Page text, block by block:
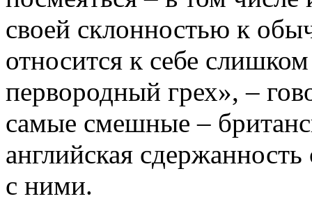
своей склонностью к
относится к себе
первородный грех», –
самые смешные –
английская
с ними.